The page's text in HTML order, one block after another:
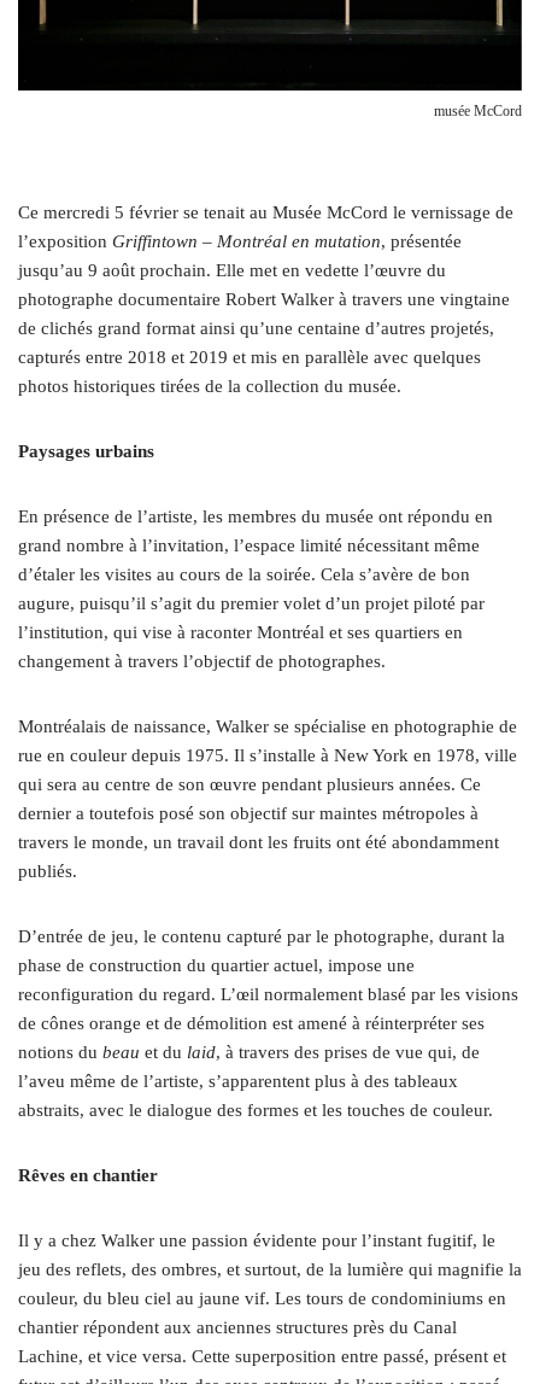
musée McCord
Ce mercredi 5 février se tenait au Musée McCord le vernissage de
l’exposition Griffintown – Montréal en mutation, présentée
jusqu’au 9 août prochain. Elle met en vedette l’œuvre du
photographe documentaire Robert Walker à travers une vingtaine
de clichés grand format ainsi qu’une centaine d’autres projetés,
capturés entre 2018 et 2019 et mis en parallèle avec quelques
photos historiques tirées de la collection du musée.
Paysages urbains
En présence de l’artiste, les membres du musée ont répondu en
grand nombre à l’invitation, l’espace limité nécessitant même
d’étaler les visites au cours de la soirée. Cela s’avère de bon
augure, puisqu’il s’agit du premier volet d’un projet piloté par
l’institution, qui vise à raconter Montréal et ses quartiers en
changement à travers l’objectif de photographes.
Montréalais de naissance, Walker se spécialise en photographie de
rue en couleur depuis 1975. Il s’installe à New York en 1978, ville
qui sera au centre de son œuvre pendant plusieurs années. Ce
dernier a toutefois posé son objectif sur maintes métropoles à
travers le monde, un travail dont les fruits ont été abondamment
publiés.
D’entrée de jeu, le contenu capturé par le photographe, durant la
phase de construction du quartier actuel, impose une
reconfiguration du regard. L’œil normalement blasé par les visions
de cônes orange et de démolition est amené à réinterpréter ses
notions du beau et du laid, à travers des prises de vue qui, de
l’aveu même de l’artiste, s’apparentent plus à des tableaux
abstraits, avec le dialogue des formes et les touches de couleur.
Rêves en chantier
Il y a chez Walker une passion évidente pour l’instant fugitif, le
jeu des reflets, des ombres, et surtout, de la lumière qui magnifie la
couleur, du bleu ciel au jaune vif. Les tours de condominiums en
chantier répondent aux anciennes structures près du Canal
Lachine, et vice versa. Cette superposition entre passé, présent et